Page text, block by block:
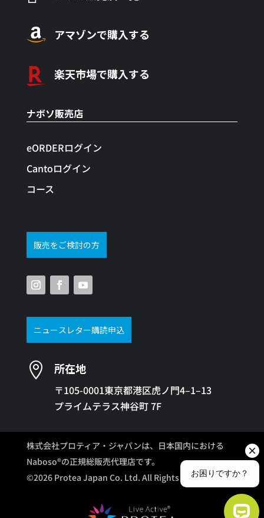
アマゾンで購入する
楽天市場で購入する
ナボソ販売店
eORDERログイン
Cantoログイン
コース
販売をご検討の方
ニュースレター購読申込
 所在地
〒105-0001東京都港区虎ノ門4–1–13
プライムテラス神谷町 7F
株式会社プロティア・ジャパンは、日本国内における
Naboso®の正規総販売代理店です。
©2026 Protea Japan Co. Ltd. All Rights Reserved.